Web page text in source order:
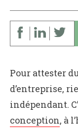
Pour attester
d’entreprise,
indépendant.
conception, à